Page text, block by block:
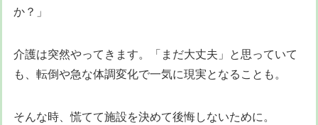
か？」
介護は突然やってきます。「まだ大丈夫」と思っていて
も、転倒や急な体調変化で一気に現実となることも。
そんな時、慌てて施設を決めて後悔しないために。